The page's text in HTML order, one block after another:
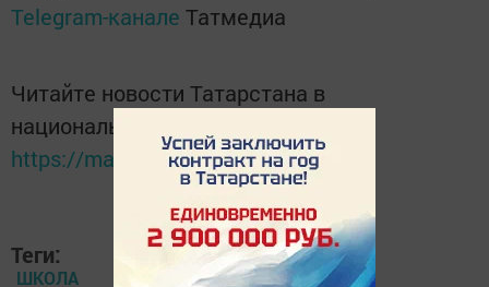
Telegram-канале Татмедиа
Читайте новости Татарстана в
национальном мессенджере MАХ:
https://max.ru/tatmedia
Теги:
ШКОЛА